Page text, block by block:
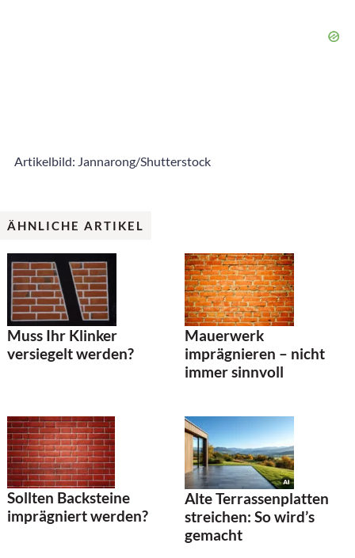
Artikelbild: Jannarong/Shutterstock
ÄHNLICHE ARTIKEL
Muss Ihr Klinker
versiegelt werden?
Mauerwerk
imprägnieren – nicht
immer sinnvoll
Sollten Backsteine
imprägniert werden?
Alte Terrassenplatten
streichen: So wird’s
gemacht